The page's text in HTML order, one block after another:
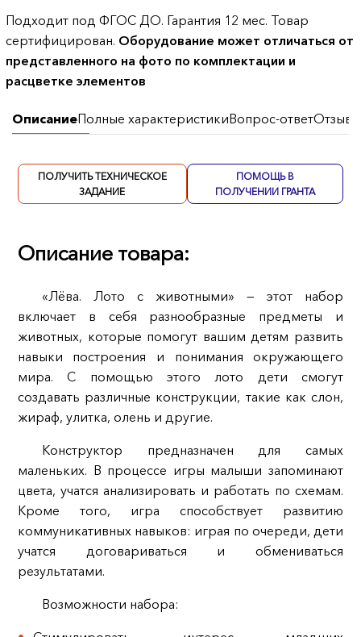
Подходит под ФГОС ДО. Гарантия 12 мес. Товар
сертифицирован. Оборудование может отличаться от
представленного на фото по комплектации и
расцветке элементов
ОписаниеПолные характеристикиВопрос-ответОтзывы
ПОЛУЧИТЬ ТЕХНИЧЕСКОЕ
ЗАДАНИЕ
ПОМОЩЬ В
ПОЛУЧЕНИИ ГРАНТА
Описание товара:
«Лёва. Лото с животными» — этот набор
включает в себя разнообразные предметы и
животных, которые помогут вашим детям развить
навыки построения и понимания окружающего
мира. С помощью этого лото дети смогут
создавать различные конструкции, такие как слон,
жираф, улитка, олень и другие.
Конструктор предназначен для самых
маленьких. В процессе игры малыши запоминают
цвета, учатся анализировать и работать по схемам.
Кроме того, игра способствует развитию
коммуникативных навыков: играя по очереди, дети
учатся договариваться и обмениваться
результатами.
Возможности набора: